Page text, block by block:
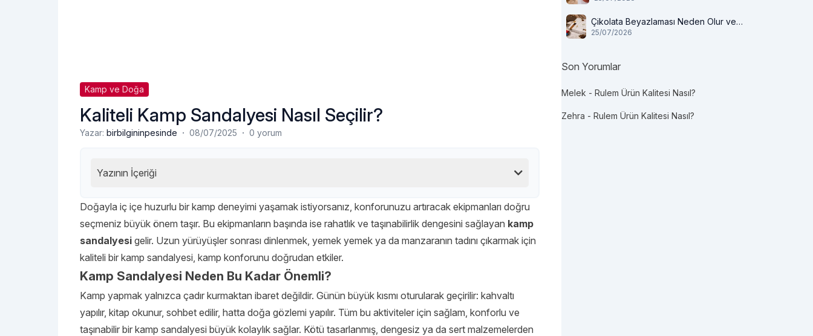
Kamp ve Doğa
Kaliteli Kamp Sandalyesi Nasıl Seçilir?
Yazar: birbilgininpesinde · 08/07/2025 · 0 yorum
Yazının İçeriği
Doğayla iç içe huzurlu bir kamp deneyimi yaşamak istiyorsanız, konforunuzu artıracak ekipmanları doğru
seçmeniz büyük önem taşır. Bu ekipmanların başında ise rahatlık ve taşınabilirlik dengesini sağlayan kamp
sandalyesi gelir. Uzun yürüyüşler sonrası dinlenmek, yemek yemek ya da manzaranın tadını çıkarmak için
kaliteli bir kamp sandalyesi, kamp konforunu doğrudan etkiler.
Kamp Sandalyesi Neden Bu Kadar Önemli?
Kamp yapmak yalnızca çadır kurmaktan ibaret değildir. Günün büyük kısmı oturularak geçirilir: kahvaltı
yapılır, kitap okunur, sohbet edilir, hatta doğa gözlemi yapılır. Tüm bu aktiviteler için sağlam, konforlu ve
taşınabilir bir kamp sandalyesi büyük kolaylık sağlar. Kötü tasarlanmış, dengesiz ya da sert malzemelerden
Çikolata Beyazlaması Neden Olur ve
Tüketilir mi?
25/07/2026
Son Yorumlar
Melek - Rulem Ürün Kalitesi Nasıl?
Zehra - Rulem Ürün Kalitesi Nasıl?